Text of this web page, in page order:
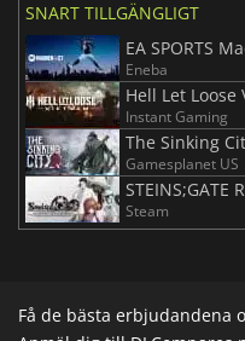
SNART TILLGÄNGLIGT
EA SPORTS
Eneba
Hell Let Loose
Instant Gaming
The Sinking
Gamesplanet US
STEINS;GATE
Steam
Få de bästa erbjudandena